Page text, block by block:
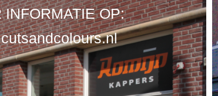
INFORMATIE OP: